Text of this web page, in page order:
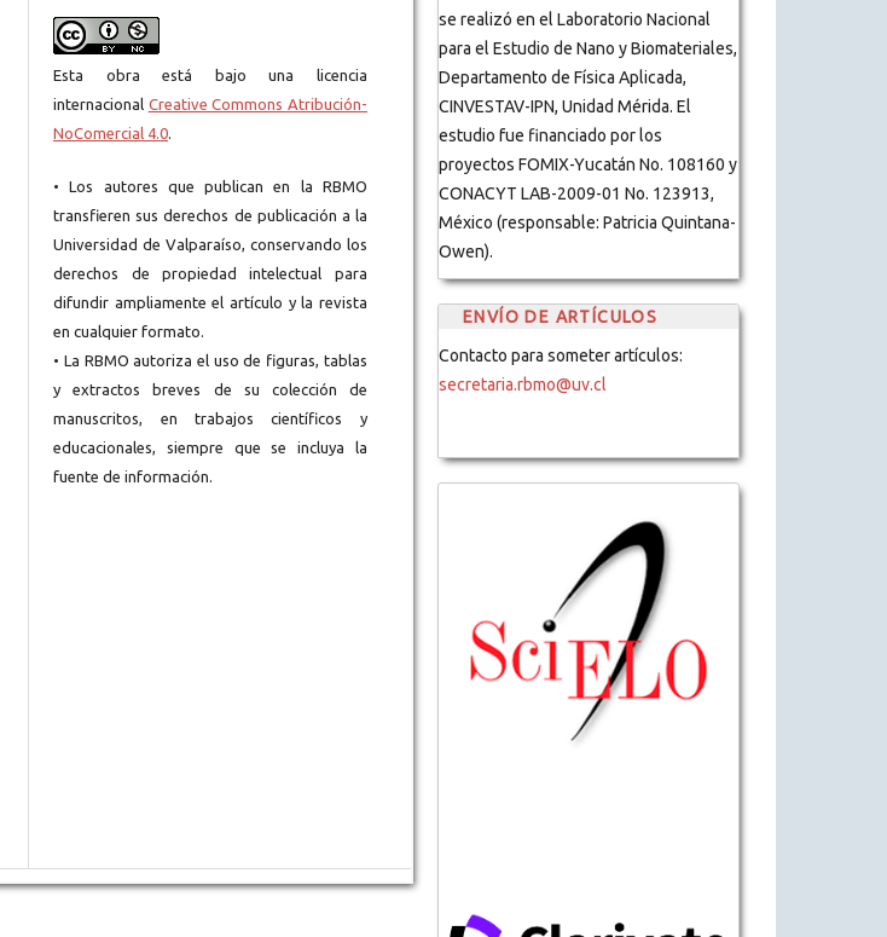
Esta obra está bajo una licencia
internacional Creative Commons Atribución-
NoComercial 4.0.
• Los autores que publican en la RBMO
transfieren sus derechos de publicación a la
Universidad de Valparaíso, conservando los
derechos de propiedad intelectual para
difundir ampliamente el artículo y la revista
en cualquier formato.
• La RBMO autoriza el uso de figuras, tablas
y extractos breves de su colección de
manuscritos, en trabajos científicos y
educacionales, siempre que se incluya la
fuente de información.
se realizó en el Laboratorio Nacional
para el Estudio de Nano y Biomateriales,
Departamento de Física Aplicada,
CINVESTAV-IPN, Unidad Mérida. El
estudio fue financiado por los
proyectos FOMIX-Yucatán No. 108160 y
CONACYT LAB-2009-01 No. 123913,
México (responsable: Patricia Quintana-
Owen).
ENVÍO DE ARTÍCULOS
Contacto para someter artículos:
secretaria.rbmo@uv.cl